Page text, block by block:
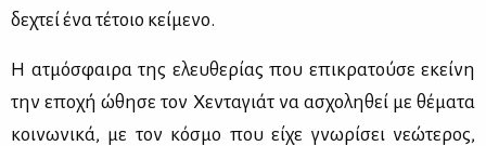
δε­χτεί ένα τέ­τοιο κεί­με­νο.
Η ατμό­σφαι­ρα της ελευ­θε­ρί­ας που επι­κρα­τού­σε εκεί­νη
την επο­χή ώθη­σε τον Χε­ντα­γιάτ να ασχο­λη­θεί με θέ­μα­τα
κοι­νω­νι­κά, με τον κό­σμο που εί­χε γνω­ρί­σει νε­ώ­τε­ρος,